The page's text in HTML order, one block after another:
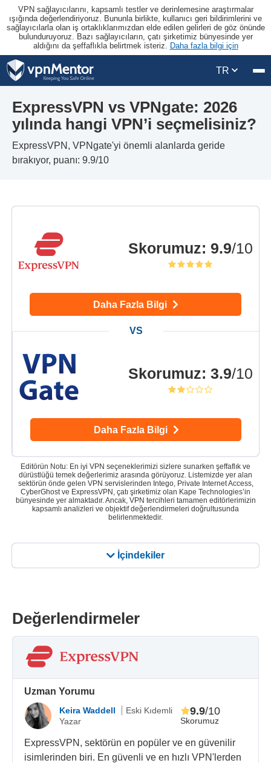
VPN sağlayıcılarını, kapsamlı testler ve derinlemesine araştırmalar
ışığında değerlendiriyoruz. Bununla birlikte, kullanıcı geri bildirimlerini ve
sağlayıcılarla olan iş ortaklıklarımızdan elde edilen gelirleri de göz önünde
bulunduruyoruz. Bazı sağlayıcıların, çatı şirketimiz bünyesinde yer
aldığını da şeffaflıkla belirtmek isteriz. Daha fazla bilgi için
TR
ExpressVPN vs VPNgate: 2026
yılında hangi VPN’i seçmelisiniz?
ExpressVPN, VPNgate'yi önemli alanlarda geride
bırakıyor, puanı: 9.9/10
İçindekiler
Skorumuz: 9.9/10
Daha Fazla Bilgi
Skorumuz: 3.9/10
Daha Fazla Bilgi
Editörün Notu: En iyi VPN seçeneklerimizi sizlere sunarken şeffaflık ve
dürüstlüğü temek değerlerimiz arasında görüyoruz. Listemizde yer alan
sektörün önde gelen VPN servislerinden Intego, Private Internet Access,
CyberGhost ve ExpressVPN, çatı şirketimiz olan Kape Technologies’in
bünyesinde yer almaktadır. Ancak, VPN tercihleri tamamen editörlerimizin
kapsamlı analizleri ve objektif değerlendirmeleri doğrultusunda
belirlenmektedir.
Değerlendirmeler
Uzman Yorumu
Keira Waddell
Eski Kıdemli
Yazar
Skorumuz
9.9/10
ExpressVPN, sektörün en popüler ve en güvenilir
isimlerinden biri. En güvenli ve en hızlı VPN'lerden